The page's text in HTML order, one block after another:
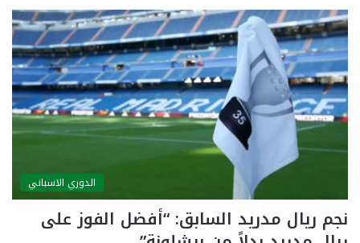
الدوري الاسباني
نجم ريال مدريد السابق: “أفضل الفوز على